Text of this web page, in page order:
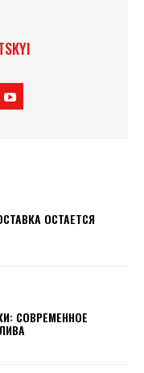
ОСТАЕТСЯ
СОВРЕМЕННОЕ